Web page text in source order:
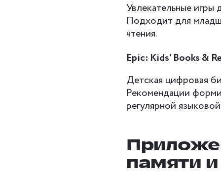
Увлекательные игры
Подходит для
чтения.
Epic: Kids' Books &
Детская цифровая
Рекомендации
регулярной
памяти